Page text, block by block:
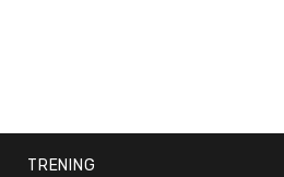
TRENING